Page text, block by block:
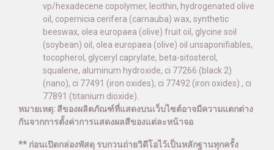
vp/hexadecene copolymer, lecithin, hydrogenated olive
oil, copernicia cerifera (carnauba) wax, synthetic
beeswax, olea europaea (olive) fruit oil, glycine soil
(soybean) oil, olea europaea (olive) oil unsaponifiables,
tocopherol, glyceryl caprylate, beta-sitosterol,
squalene, aluminum hydroxide, ci 77266 (black 2)
(nano), ci 77491 (iron oxides), ci 77492 (iron oxides) , ci
77891 (titanium dioxide).
หมายเหตุ: สีของผลิตภัณฑ์ที่แสดงบนเว็บไซต์อาจมีความแตกต่าง
กันจากการตั้งค่าการแสดงผลสีของแต่ละหน้าจอ
** ก่อนเปิดกล่องพัสดุ รบกวนถ่ายวิดีโอไว้เป็นหลักฐานทุกครั้ง